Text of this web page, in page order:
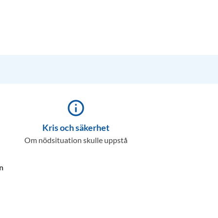
info_outline
Kris och säkerhet
Om nödsituation skulle uppstå